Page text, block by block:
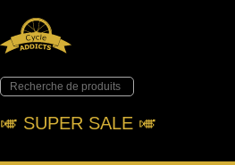
🎺︎ SUPER SALE 🎺︎